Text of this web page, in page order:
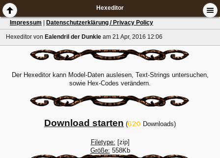
Hexeditor
Impressum Datenschutzerklärung / Privacy Policy
Hexeditor von Ealendril der Dunkle am 21 Apr, 2016 12:06
Der Hexeditor kann Model-Daten auslesen, Text-Strings untersuchen,
sowie Hex-Codes verändern.
Download starten ( Downloads)
Filetype: [zip]
Größe: 558Kb